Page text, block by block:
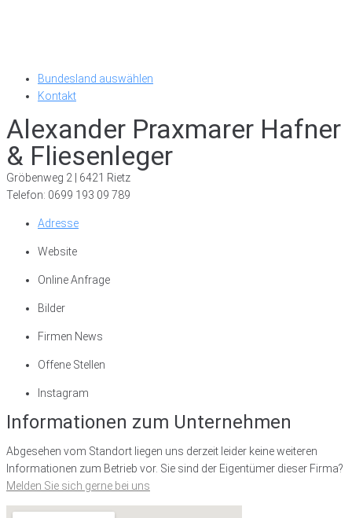
Bundesland auswählen
Kontakt
Alexander Praxmarer Hafner
& Fliesenleger
Gröbenweg 2 | 6421 Rietz
Telefon: 0699 193 09 789
Adresse
Website
Online Anfrage
Bilder
Firmen News
Offene Stellen
Instagram
Informationen zum Unternehmen
Abgesehen vom Standort liegen uns derzeit leider keine weiteren
Informationen zum Betrieb vor. Sie sind der Eigentümer dieser Firma?
Melden Sie sich gerne bei uns